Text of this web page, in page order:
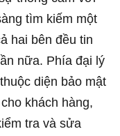
tìm kiếm một
hai bên đều tin
nữa. Phía đại lý
diện bảo mật
khách hàng,
tra và sửa